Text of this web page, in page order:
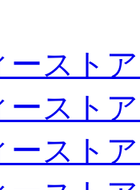
ースト
ースト
ースト